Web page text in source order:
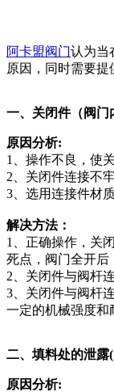
阿卡盟阀门认为当
原因 ， 同时需要提
一、关闭件（阀门
原因分析:
1、操作不良，使
2、关闭件连接不
3、选用连接件材
解决方法：
1、正确操作，关
死点，阀门全开后
2、关闭件与阀杆
3、关闭件与阀杆
一定的机械强度和
二、填料处的泄露
原因分析: